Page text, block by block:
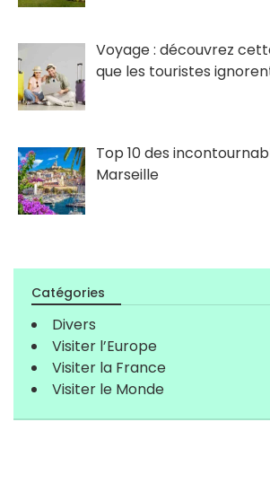
Voyage : découvrez
que les touristes
Top 10 des
Marseille
Catégories
Divers
Visiter l’Europe
Visiter la France
Visiter le Monde